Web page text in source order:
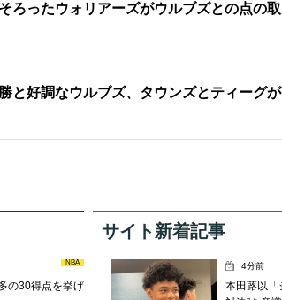
ろったウォリアーズがウルブズとの点の
と好調なウルブズ、タウンズとティーグ
の30得点を挙げ
NBA
サイト新着記事
4分前
本田蕗以「